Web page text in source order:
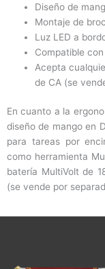
Diseño de
Montaje de
Luz LED a
Compatible
Acepta
de CA (se
En cuanto a la
diseño de mango en
para tareas por
como herramienta
batería MultiVolt de
(se vende por